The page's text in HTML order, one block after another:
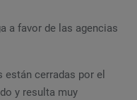
a favor de las agencias
cerradas por el
y resulta muy